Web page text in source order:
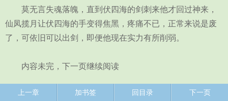
莫无言失魂落魄，直到伏四海的剑刺来他才回过神来，
仙凤揽月让伏四海的手变得焦黑，疼痛不已，正常来说是废
了，可依旧可以出剑，即便他现在实力有所削弱。
内容未完，下一页继续阅读
上一章 加书签 回目录 下一页